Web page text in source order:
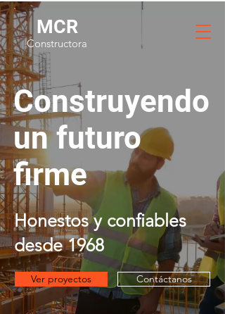
MCR
Constructora
Construyendo
un futuro
firme
Honestos y confiables
desde 1968
Ver proyectos Contáctanos